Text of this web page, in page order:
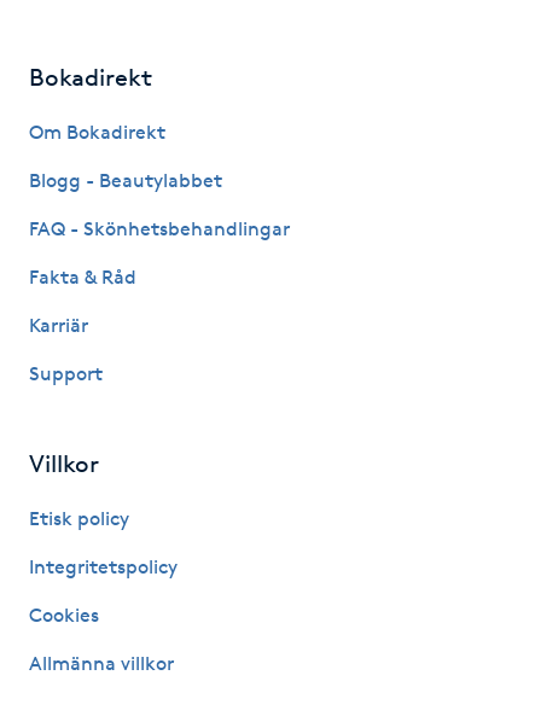
Idrottsmassage
IPL hårborttagning
IR-massage
Japansk massage
K18
Kemisk peeling
Bokadirekt
Om Bokadirekt
Blogg - Beautylabbet
FAQ - Skönhetsbehandlingar
Fakta & Råd
Karriär
Support
Villkor
Etisk policy
Integritetspolicy
Cookies
Allmänna villkor